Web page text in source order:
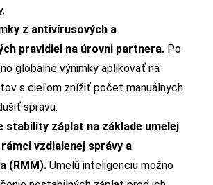
z antivírusových a
pravidiel na úrovni partnera. Po
globálne výnimky aplikovať na
s cieľom znížiť počet manuálnych
správu.
stability záplat na základe umelej
vzdialenej správy a
(RMM). Umelú inteligenciu možno